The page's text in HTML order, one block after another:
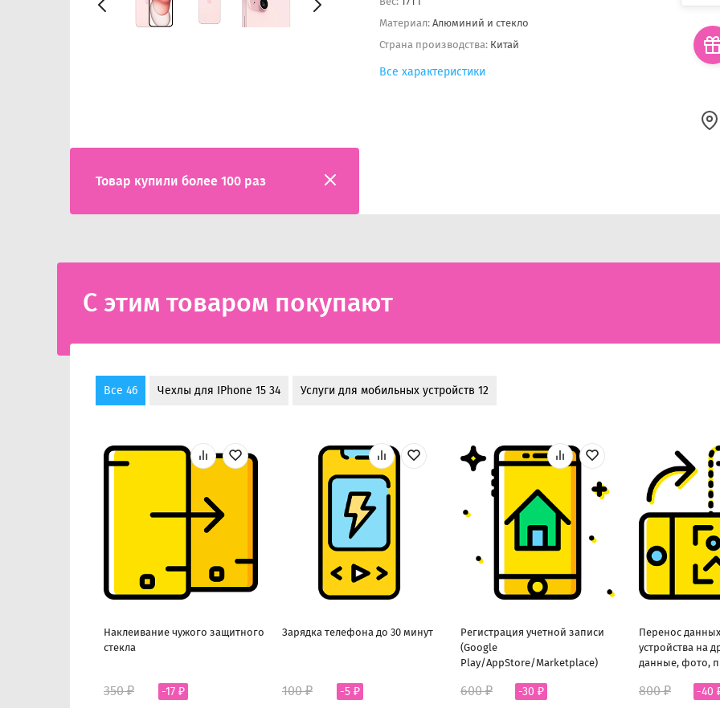
Материал: Алюминий и стекло
Страна производства: Китай
Все характеристики
Товар купили более 100 раз
С этим товаром покупают
Все 46 Чехлы для IPhone 15 34 Услуги для мобильных устройств 12
Наклеивание чужого защитного
стекла
350 ₽ -17 ₽
Зарядка телефона до 30 минут
100 ₽ -5 ₽
Регистрация учетной записи
(Google
Play/AppStore/Marketplace)
600 ₽ -30 ₽
Перенос
устройства на
данные, фото,
800 ₽ -40